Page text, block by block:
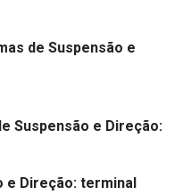
de Suspensão e
Suspensão e Direção:
e Direção: terminal